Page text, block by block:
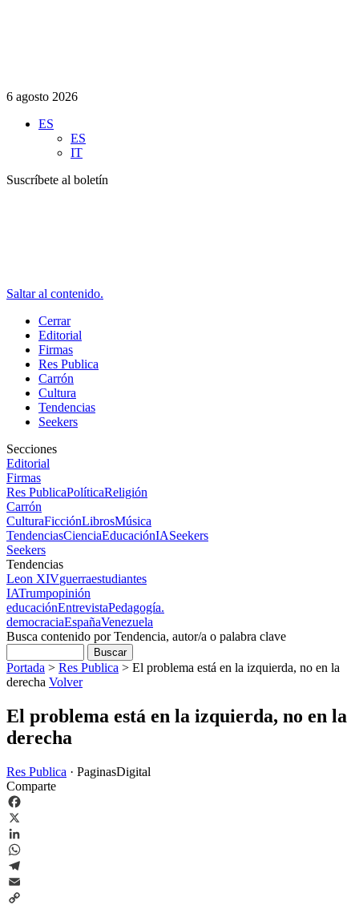
6 agosto 2026
ES
ES
IT
Suscríbete al boletín
Saltar al contenido.
Cerrar
Editorial
Firmas
Res Publica
Carrón
Cultura
Tendencias
Seekers
Secciones
Editorial
Firmas
Res PublicaPolíticaReligión
Carrón
CulturaFicciónLibrosMúsica
TendenciasCienciaEducaciónIASeekers
Seekers
Tendencias
Leon XIVguerraestudiantes
IATrumpopinión
educaciónEntrevistaPedagogía.
democraciaEspañaVenezuela
Busca contenido por Tendencia, autor/a o palabra clave
Portada > Res Publica > El problema está en la izquierda, no en la
derecha Volver
El problema está en la izquierda, no en la
derecha
Res Publica · PaginasDigital
Comparte
Facebook
X
LinkedIn
WhatsApp
Telegram
Email